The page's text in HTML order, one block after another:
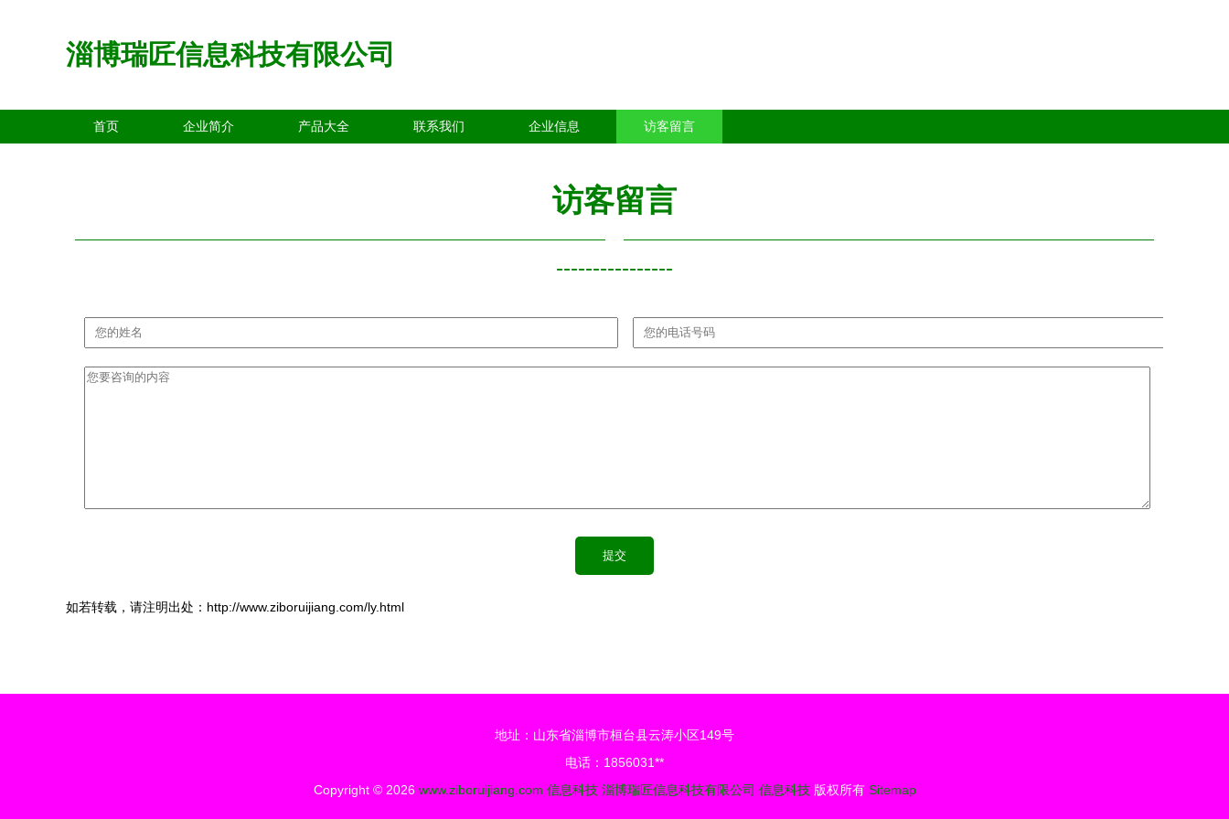
淄博瑞匠信息科技有限公司
首页 企业简介 产品大全 联系我们 企业信息 访客留言
访客留言
----------------
如若转载，请注明出处：http://www.ziboruijiang.com/ly.html
地址：山东省淄博市桓台县云涛小区149号
电话：1856031**
Copyright © 2026 www.ziboruijiang.com 信息科技 淄博瑞匠信息科技有限公司 信息科技版权所有 Sitemap